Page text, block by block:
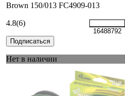
Brown 150/013 FC4909-013
4.8(6)
16488792
Подписаться
Нет в наличии